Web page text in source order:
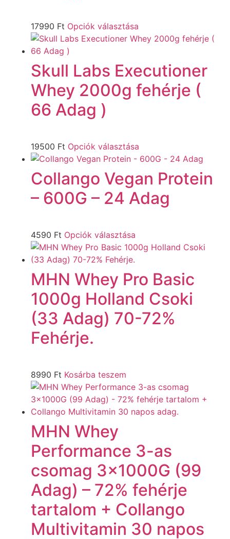
17990 Ft Opciók választása
Skull Labs Executioner
Whey 2000g fehérje (
66 Adag )
19500 Ft Opciók választása
Collango Vegan Protein
– 600G – 24 Adag
4590 Ft Opciók választása
MHN Whey Pro Basic
1000g Holland Csoki
(33 Adag) 70-72%
Fehérje.
8990 Ft Kosárba teszem
MHN Whey
Performance 3-as
csomag 3x1000G (99
Adag) – 72% fehérje
tartalom + Collango
Multivitamin 30 napos